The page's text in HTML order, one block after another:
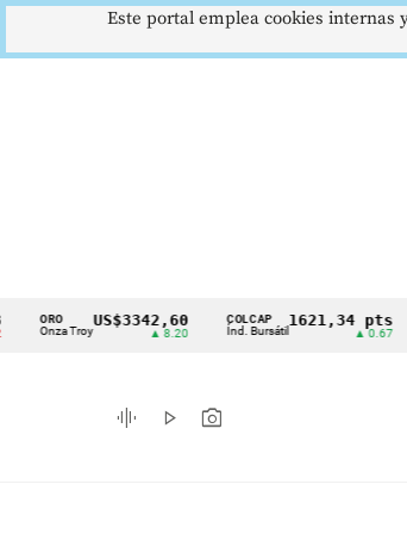
Cintillo
indicadores
económicos
ORO
Onza Troy
US$3342,60 COLCAP
Índ. Bursátil
1621,34 pts
graphic_eq play_arrow photo_camera
Este portal emplea cookies internas